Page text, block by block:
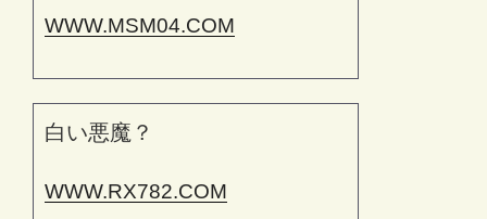
WWW.MSM04.COM
白い悪魔？
WWW.RX782.COM